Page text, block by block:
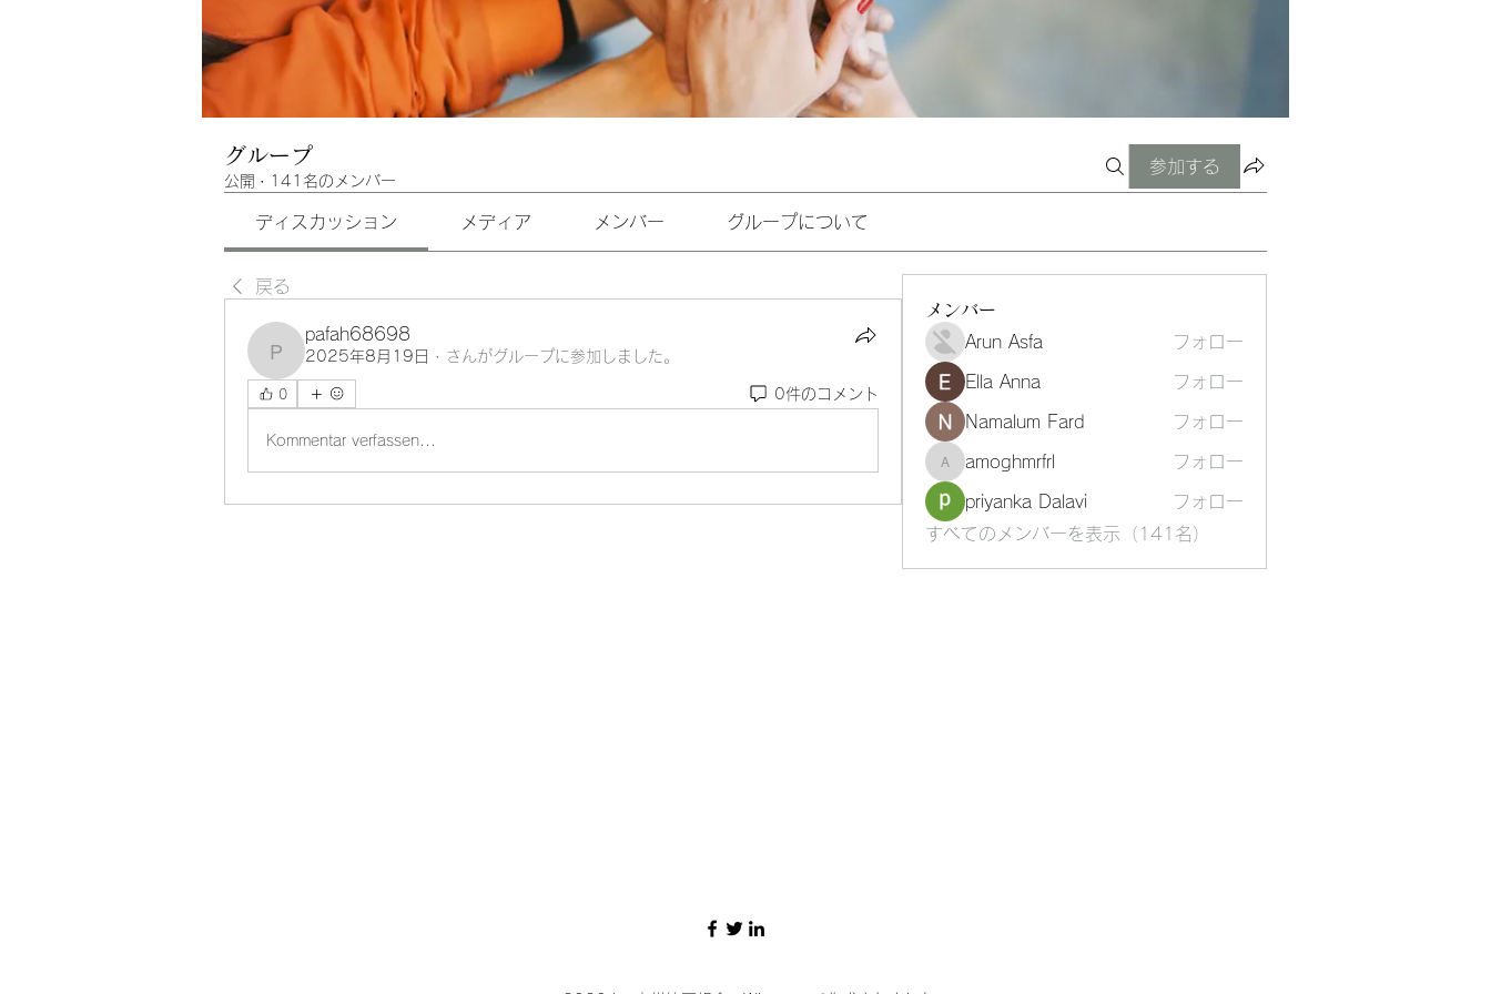
グループ
公開 · 141名のメンバー
参加する
ディスカッション メディア メンバー グループについて
戻る
pafah68698
pafah68698
2025年8月19日 · さんがグループに参加しました。
0 0件のコメント
Kommentar verfassen...
メンバー
Arun Asfa
フォロー
Ella Anna フォロー
Namalum Fard フォロー
amoghmrfrl
amoghmrfrl フォロー
priyanka Dalavi
フォロー
すべてのメンバーを表示（141名）